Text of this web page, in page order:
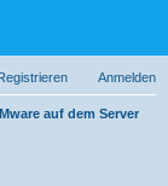
Anmelden
auf dem Server